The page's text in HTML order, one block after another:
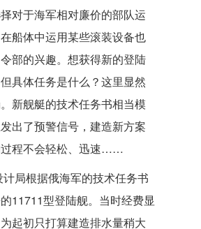
对于海军相对廉价的部队运
船体中运用某些滚装设备也
部的兴趣。想获得新的登陆
具体任务是什么？这里显然
新舰艇的技术任务书相当模
出了预警信号，建造新方案
程不会轻松、迅速……
局根据俄海军的技术任务书
11711型登陆舰。当时经费显
起初只打算建造排水量稍大